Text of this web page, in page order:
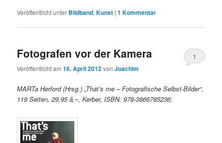
Veröffentlicht unter Bildband,Kunst |1 Kommentar
Fotografen vor der Kamera
Veröffentlicht am16. April 2012vonJoachim
1
MARTa Herford (Hrsg.) „That’s me – Fotografische Selbst-Bilder“,
119 Seiten, 29,95 â‚¬, Kerber, ISBN: 978-3866785236;